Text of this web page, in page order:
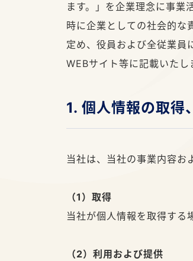
ます。」を企業理念に事業
時に企業としての社会的な
定め、役員および全従業員
WEBサイト等に記載いたし
1. 個人情報の取得
当社は、当社の事業内容お
（1）取得
当社が個人情報を取得する
（2）利用および提供